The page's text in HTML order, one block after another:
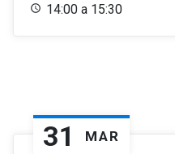
14:00 a 15:30
31 MAR